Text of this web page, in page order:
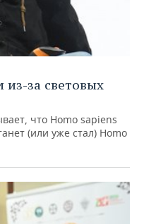
за световых
что Homo sapiens
(или уже стал) Homo